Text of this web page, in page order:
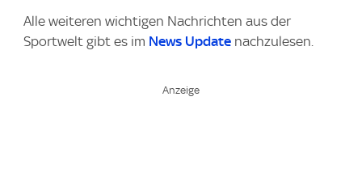
Alle weiteren wichtigen Nachrichten aus der
Sportwelt gibt es im News Update nachzulesen.